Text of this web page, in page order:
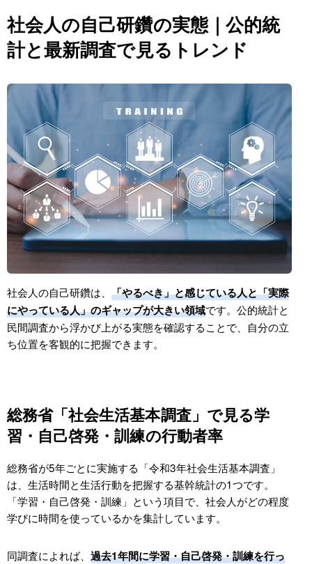
社会人の自己研鑽の実態｜公的統
計と最新調査で見るトレンド
社会人の自己研鑽は、 「やるべき」と感じている人と「実際
にやっている人」のギャップが大きい領域です。公的統計と
民間調査から浮かび上がる実態を確認することで、自分の立
ち位置を客観的に把握できます。
総務省「社会生活基本調査」で見る学
習・自己啓発・訓練の行動者率
総務省が5年ごとに実施する「令和3年社会生活基本調査」
は、生活時間と生活行動を把握する基幹統計の1つです。
「学習・自己啓発・訓練」という項目で、社会人がどの程度
学びに時間を使っているかを集計しています。
同調査によれば、 過去1年間に学習・自己啓発・訓練を行っ